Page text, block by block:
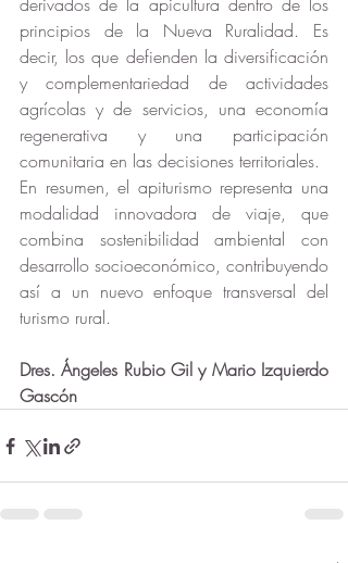
principios de la Nueva Ruralidad. Es
decir, los que defienden la diversificación
y complementariedad de actividades
agrícolas y de servicios, una economía
regenerativa y una participación
comunitaria en las decisiones territoriales.
En resumen, el apiturismo representa una
modalidad innovadora de viaje, que
combina sostenibilidad ambiental con
desarrollo socioeconómico, contribuyendo
así a un nuevo enfoque transversal del
turismo rural.
Dres. Ángeles Rubio Gil y Mario Izquierdo
Gascón